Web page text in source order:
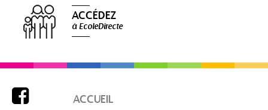
ACCÉDEZ
à EcoleDirecte
 ACCUEIL